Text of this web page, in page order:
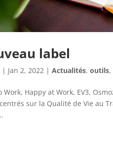
label
| Jan 2, 2022 |Actualités,outils,
Work, Happy at Work, EV3,
sur la Qualité de Vie au